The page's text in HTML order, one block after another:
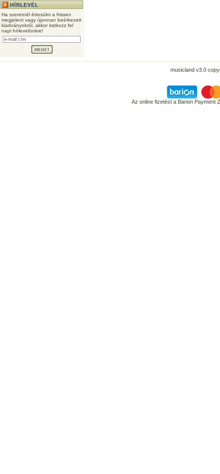
Ha szeretnél értesülni a frissen
megjelent vagy újonnan beérkezett
kiadványokról, akkor iratkozz fel
napi hírlevelünkre!
musicland v3.0
Az online fizetést a Barion Payment